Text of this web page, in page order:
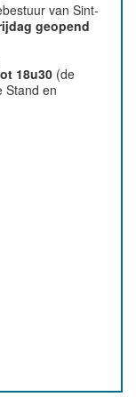
van Sint-
geopend
18u30 (de
Stand en